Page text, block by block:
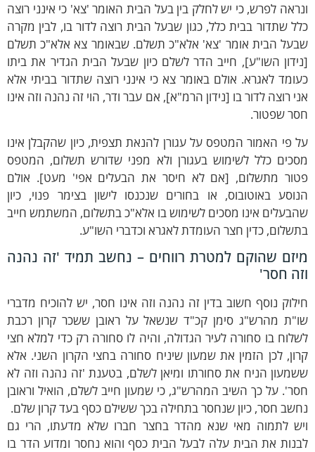
לפרש, כי יש לחלק בין בעל הבית האומר 'צא' כי אינני רוצה
שתדור בבית כלל, כגון שבעל הבית רוצה לדור בו, לבין מקרה
הבית אומר 'צא' אלא"כ תשלם. שבאומר צא אלא"כ תשלם
השו"ע], חייב הדר לשלם כיון שבעל הבית הגדיר את ביתו
לאגרא. אולם באומר צא כי אינני רוצה שתדור בביתי אלא
רוצה לדור בו [נידון הרמ"א], אם עבר ודר, הוי זה נהנה וזה אינו
שפטור.
פי האמור המטפס על עגורן להנאת תצפית, כיון שהקבלן אינו
כלל לשימוש בעגורן ולא מפני שדורש תשלום, המטפס
מתשלום, [אם לא חיסר את הבעלים אפי' מעט]. אולם
באוטובוס, או בחורים שנכנסו לישון בצימר פנוי, כיון
אינו מסכים לשימוש בו אלא"כ בתשלום, המשתמש חייב
כדין חצר העומדת לאגרא וכדברי השו"ע.
שהוקם למטרת רווחים – נחשב תמיד 'זה נהנה
חסר'
נוסף חשוב בדין זה נהנה וזה אינו חסר, יש להוכיח מדברי
מהרש"ג סימן קכ"ד שנשאל על ראובן ששכר קרון רכבת
בו סחורה לעיר הגדולה, והיה לו סחורה רק כדי למלא חצי
לכן הזמין את שמעון שיניח סחורה בחצי הקרון השני. אלא
הניח את סחורתו ומיאן לשלם, בטענת 'זה נהנה וזה לא
על כך השיב המהרש"ג, כי שמעון חייב לשלם, הואיל וראובן
חסר, כיון שנחסר בתחילה בכך ששילם כסף בעד קרון שלם.
לתמוה מאי שנא מהדר בחצר חברו שלא מדעתו, הרי גם
את הבית עלה לבעל הבית כסף והוא נחסר ומדוע הדר בו